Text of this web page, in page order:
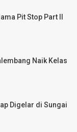
Pit Stop Part II
Naik Kelas
Digelar di Sungai